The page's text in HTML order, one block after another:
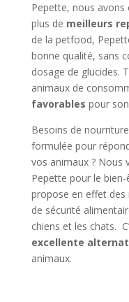
Pepette, nous
plus de meilleurs
de la petfood,
bonne qualité, sans
dosage de glucides.
animaux de
favorables pour
Besoins de
formulée pour
vos animaux ? Nous
Pepette pour le
propose en effet des
de sécurité
chiens et les chats.
excellente
animaux.